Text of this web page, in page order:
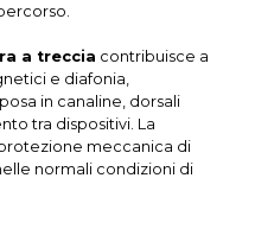
a treccia contribuisce a
e diafonia,
in canaline, dorsali
tra dispositivi. La
meccanica di
normali condizioni di